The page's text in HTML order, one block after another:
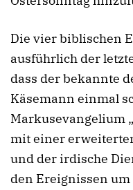
Die vier biblischen
ausführlich der
dass der bekannte
Käsemann einmal
Markusevangelium
mit einer
und der irdische
den Ereignissen